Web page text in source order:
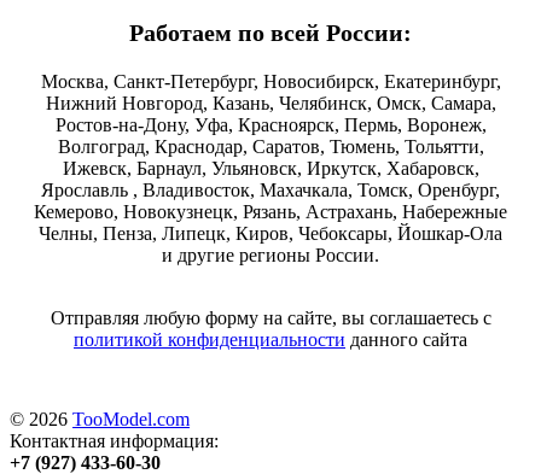
Работаем по всей России:
Москва, Санкт-Петербург, Новосибирск, Екатеринбург,
Нижний Новгород, Казань, Челябинск, Омск, Самара,
Ростов-на-Дону, Уфа, Красноярск, Пермь, Воронеж,
Волгоград, Краснодар, Саратов, Тюмень, Тольятти,
Ижевск, Барнаул, Ульяновск, Иркутск, Хабаровск,
Ярославль , Владивосток, Махачкала, Томск, Оренбург,
Кемерово, Новокузнецк, Рязань, Астрахань, Набережные
Челны, Пенза, Липецк, Киров, Чебоксары, Йошкар-Ола
и другие регионы России.
Отправляя любую форму на сайте, вы соглашаетесь с
политикой конфиденциальности данного сайта
© 2026 TooModel.com
Контактная информация:
+7 (927) 433-60-30